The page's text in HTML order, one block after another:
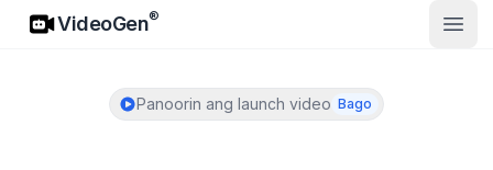
VideoGen
VideoGen®
Panoorin ang launch video Bago